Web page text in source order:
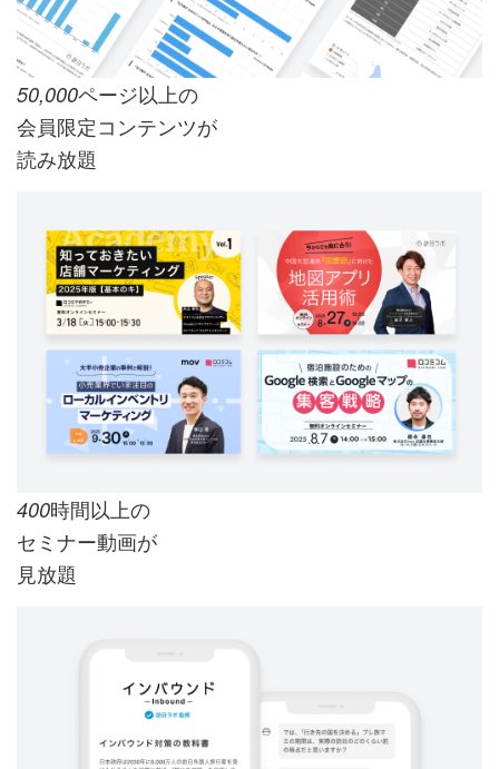
50,000ページ以上の
会員限定コンテンツが
読み放題
400時間以上の
セミナー動画が
見放題